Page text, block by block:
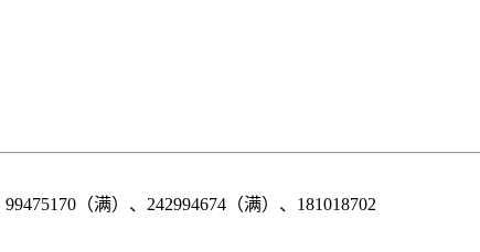
99475170（满）、242994674（满）、181018702